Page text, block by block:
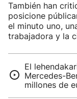
También han
posicione
el minuto uno,
trabajadora y la
El
Mercedes-
millones de